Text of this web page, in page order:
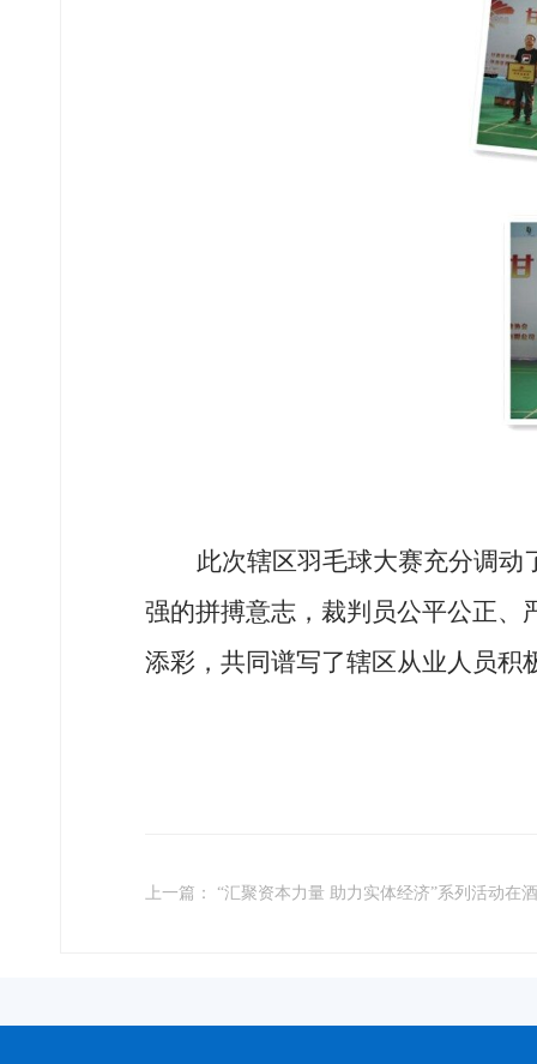
此次辖区羽毛球大赛充分调动
强的拼搏意志，裁判员公平公正、
添彩，共同谱写了辖区从业人员积
上一篇： “汇聚资本力量 助力实体经济”系列活动在